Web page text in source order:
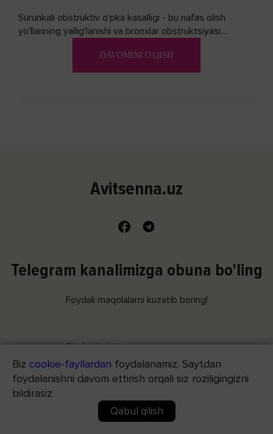
Surunkali obstruktiv o'pka kasalligi - bu nafas olish
yo'llarining yallig'lanishi va bronxlar obstruktsiyasi
DAVOMINI O'QISH
Avitsenna.uz
Telegram kanalimizga obuna bo'ling
Foydali maqolalarni kuzatib boring!
Biz haqimizda
Maxfiylik siyosati
Biz bilan bog‘lanish
Biz cookie-fayllardan foydalanamiz. Saytdan
foydalanishni davom ettirish orqali siz roziligingizni
bildirasiz
Qabul qilish